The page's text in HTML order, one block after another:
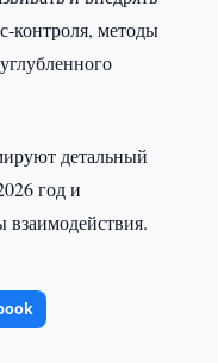
контроля, методы
детальный
год и